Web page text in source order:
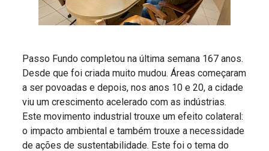
Passo Fundo completou na última semana 167 anos.
Desde que foi criada muito mudou. Áreas começaram
a ser povoadas e depois, nos anos 10 e 20, a cidade
viu um crescimento acelerado com as indústrias.
Este movimento industrial trouxe um efeito colateral:
o impacto ambiental e também trouxe a necessidade
de ações de sustentabilidade. Este foi o tema do